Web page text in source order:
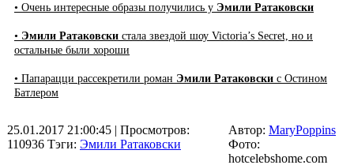
• Очень интересные образы получились у Эмили Ратаковски
• Эмили Ратаковски стала звездой шоу Victoria’s Secret, но и
остальные были хороши
• Папарацци рассекретили роман Эмили Ратаковски с Остином
Батлером
25.01.2017 21:00:45 | Просмотров:
110936 Тэги: Эмили Ратаковски
Автор: MaryPoppins
Фото:
hotcelebshome.com